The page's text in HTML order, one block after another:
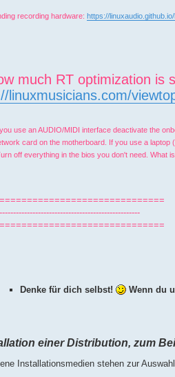
recording hardware: https://
much RT optimization is
linuxmusicians.com/
use an AUDIO/MIDI interface deactivate the
card on the motherboard. If you use a
off everything in the bios you don't need. What
Denke für dich selbst! Wenn du
einer Distribution, zum
Installationsmedien stehen zur